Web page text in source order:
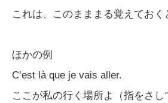
これは、このまままる覚えておく
ほかの例
C’est là que je vais aller.
ここが私の行く場所よ（指をさし